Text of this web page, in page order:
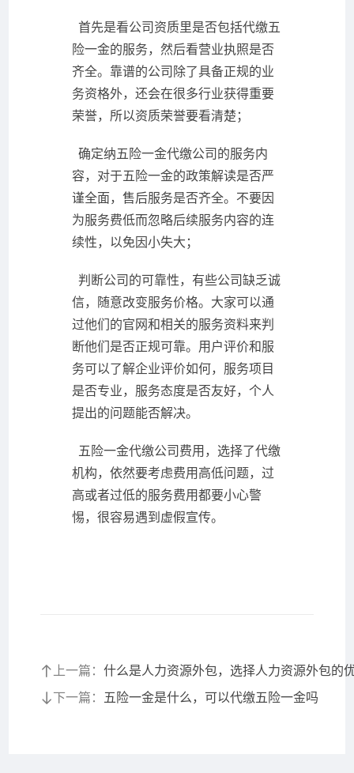
首先是看公司资质里是否包括代缴五
险一金的服务，然后看营业执照是否
齐全。靠谱的公司除了具备正规的业
务资格外，还会在很多行业获得重要
荣誉，所以资质荣誉要看清楚；
确定纳五险一金代缴公司的服务内
容，对于五险一金的政策解读是否严
谨全面，售后服务是否齐全。不要因
为服务费低而忽略后续服务内容的连
续性，以免因小失大；
判断公司的可靠性，有些公司缺乏诚
信，随意改变服务价格。大家可以通
过他们的官网和相关的服务资料来判
断他们是否正规可靠。用户评价和服
务可以了解企业评价如何，服务项目
是否专业，服务态度是否友好，个人
提出的问题能否解决。
五险一金代缴公司费用，选择了代缴
机构，依然要考虑费用高低问题，过
高或者过低的服务费用都要小心警
惕，很容易遇到虚假宣传。
上一篇：什么是人力资源外包，选择人力资源外包的优
下一篇： 五险一金是什么，可以代缴五险一金吗